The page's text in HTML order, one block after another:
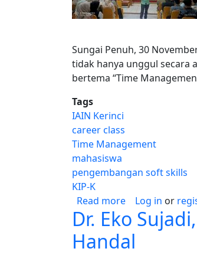
Sungai Penuh, 30
tidak hanya unggul secara
bertema “Time
Tags
IAIN Kerinci
career class
Time Management
mahasiswa
pengembangan soft skills
KIP-K
Read moreabout Ngabisin
Log in or
Dr. Eko
Handal